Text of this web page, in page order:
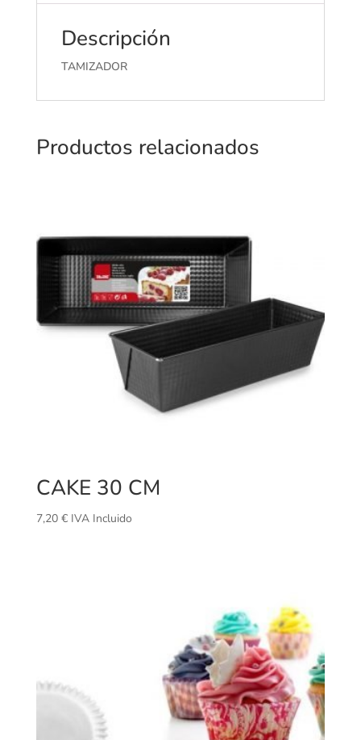
Descripción
TAMIZADOR
Productos relacionados
CAKE 30 CM
7,20 € IVA Incluido